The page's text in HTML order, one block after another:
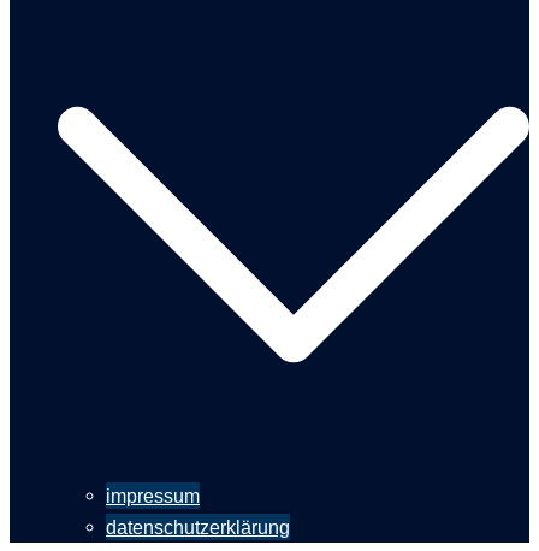
impressum
datenschutzerklärung